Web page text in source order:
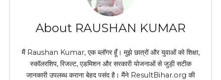
About RAUSHAN KUMAR
मैं Raushan Kumar, एक ब्लॉगर हूँ। मुझे छात्रों और युवाओं को शिक्षा,
स्कॉलरशिप, रिजल्ट, एडमिशन और सरकारी योजनाओं से जुड़ी सटीक
जानकारी उपलब्ध कराना बेहद पसंद है। मैंने ResultBihar.org की